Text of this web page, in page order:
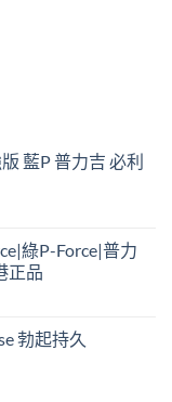
藍P 普力吉 必利
綠P-Force|普力
正品
勃起持久